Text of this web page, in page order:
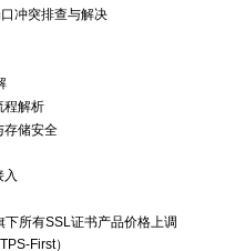
冲突排查与解决
程解析
存储安全
下所有SSL证书产品价格上调
First）